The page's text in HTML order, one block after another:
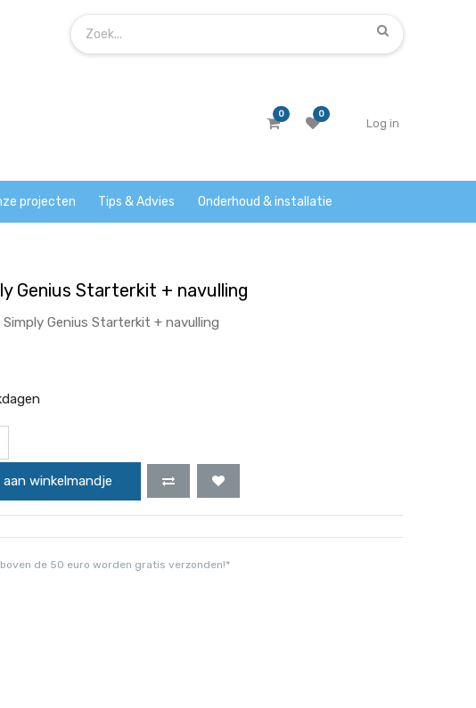
0 0
Log in
projecten Tips & Advies Onderhoud & installatie
Genius Starterkit + navulling
Genius Starterkit + navulling
winkelmandje
de 50 euro worden gratis verzonden!*